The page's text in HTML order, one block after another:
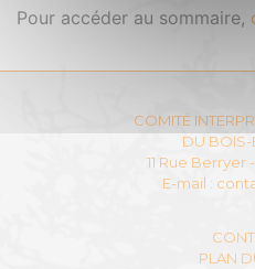
Pour accéder au sommaire,
COMITÉ
DU BOIS-
11 Rue Berryer
E-mail :
PLAN